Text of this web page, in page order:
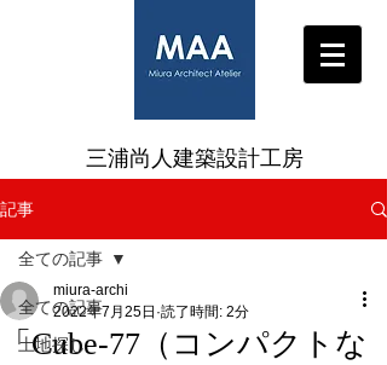
三浦尚人建築設計工房
記事
全ての記事
土地探し
全ての記事
「Cube-77（コンパクトな
miura-archi
2022年7月25日 読了時間: 2分